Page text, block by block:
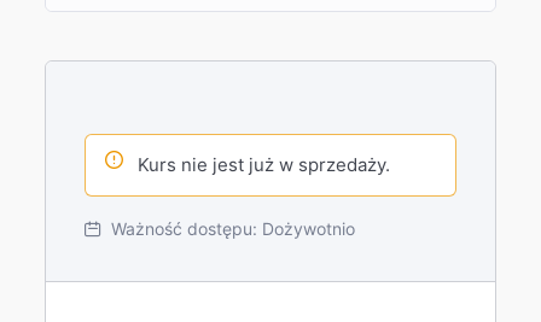
Kurs nie jest już w sprzedaży.
Ważność dostępu: Dożywotnio